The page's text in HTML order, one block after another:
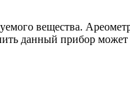
вещества.
данный прибор может